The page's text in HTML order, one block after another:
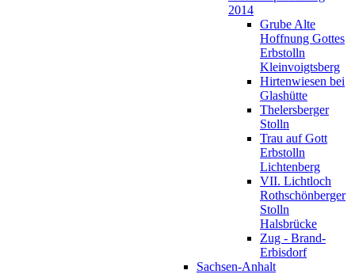
2014
Grube Alte
Hoffnung Gottes
Erbstolln
Kleinvoigtsberg
Hirtenwiesen bei
Glashütte
Thelersberger
Stolln
Trau auf Gott
Erbstolln
Lichtenberg
VII. Lichtloch
Rothschönberger
Stolln
Halsbrücke
Zug - Brand-
Erbisdorf
Sachsen-Anhalt